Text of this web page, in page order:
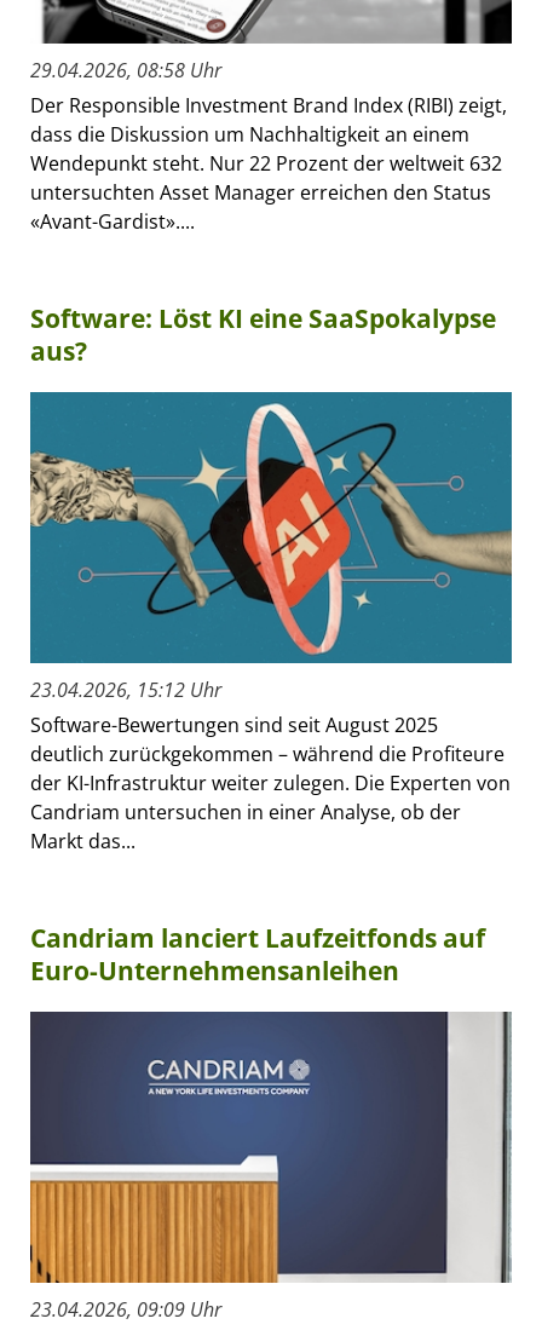
29.04.2026, 08:58 Uhr
Der Responsible Investment Brand Index (RIBI) zeigt,
dass die Diskussion um Nachhaltigkeit an einem
Wendepunkt steht. Nur 22 Prozent der weltweit 632
untersuchten Asset Manager erreichen den Status
«Avant-Gardist»....
Software: Löst KI eine SaaSpokalypse
aus?
23.04.2026, 15:12 Uhr
Software-Bewertungen sind seit August 2025
deutlich zurückgekommen – während die Profiteure
der KI-Infrastruktur weiter zulegen. Die Experten von
Candriam untersuchen in einer Analyse, ob der
Markt das...
Candriam lanciert Laufzeitfonds auf
Euro-Unternehmensanleihen
23.04.2026, 09:09 Uhr